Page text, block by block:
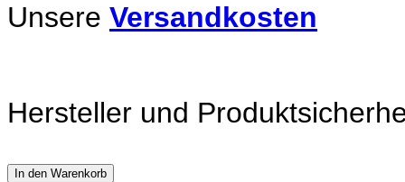
Unsere Versandkosten
Hersteller und
In den Warenkorb